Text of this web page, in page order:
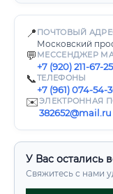
📍 ПОЧТОВЫЙ
Московский
💬 МЕССЕНДЖЕР
+7 (920) 211-67-25
📞ТЕЛЕФОНЫ
+7 (961) 074-54-
✉️ЭЛЕКТРОННАЯ
382652@mail.ru
У Вас остались
Свяжитесь с нами